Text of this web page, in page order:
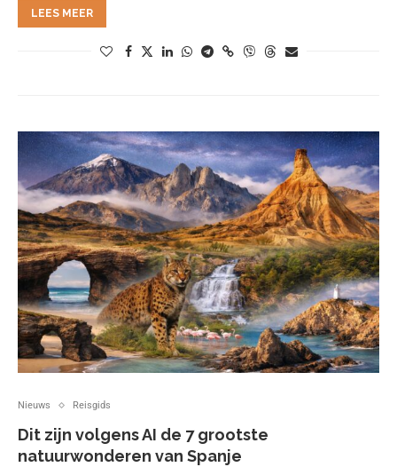
LEES MEER
Nieuws Reisgids
Dit zijn volgens AI de 7 grootste
natuurwonderen van Spanje